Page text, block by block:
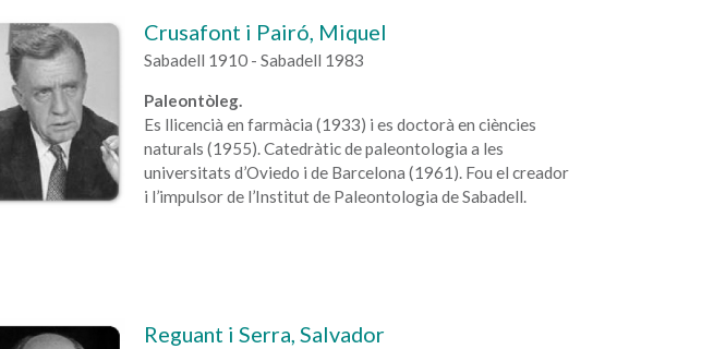
Crusafont i Pairó, Miquel
Sabadell 1910 - Sabadell 1983
Paleontòleg.
Es llicencià en farmàcia (1933) i es doctorà en ciències
naturals (1955). Catedràtic de paleontologia a les
universitats d’Oviedo i de Barcelona (1961). Fou el creador
i l’impulsor de l’Institut de Paleontologia de Sabadell.
Reguant i Serra, Salvador